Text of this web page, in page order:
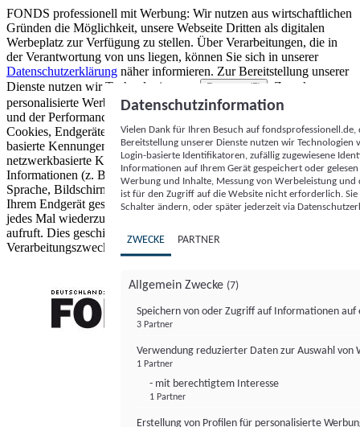
FONDS professionell mit Werbung: Wir nutzen aus wirtschaftlichen
Gründen die Möglichkeit, unsere Webseite Dritten als digitalen
Werbeplatz zur Verfügung zu stellen. Über Verarbeitungen, die in
der Verantwortung von uns liegen, können Sie sich in unserer
Datenschutzerklärung näher informieren. Zur Bereitstellung unserer
Dienste nutzen wir Technologien von
Partnern (5)
. Zwecke:
personalisierte Werbung und Inhalte, Messung von Werbeleistung
und der Performance von Inhalten sowie Zielgruppenforschung.
Cookies, Endgeräte- oder ähnliche Online-Kennungen (z. B. login-
basierte Kennungen, zufällig generierte Kennungen,
netzwerkbasierte Kennungen) können zusammen mit anderen
Informationen (z. B. Browsertyp und Browserinformationen,
Sprache, Bildschirmgröße, unterstützte Technologien usw.) auf
Ihrem Endgerät gespeichert oder von dort ausgelesen werden, um es
jedes Mal wiederzuerkennen, wenn es eine App oder einer Webseite
aufruft. Dies geschieht für einen oder mehrere der hier aufgeführten
Verarbeitungszwecke.
Datenschutzinformation
Vielen Dank für Ihren Besuch auf
Bereitstellung unserer Dienste nutzen wir Technologien
Login-basierte Identifikatoren, zufällig zugewiesene
Informationen auf Ihrem Gerät gespeichert oder
Werbung und Inhalte, Messung von Werbeleistung
ist für den Zugriff auf die Website nicht erforderlich.
Schalter ändern, oder später jederzeit via
ZWECKE PARTNER
Allgemein Zwecke (7)
Speichern von oder Zugriff auf Informationen auf
3 Partner
Verwendung reduzierter Daten zur Auswahl von
1 Partner
- mit berechtigtem Interesse
1 Partner
Erstellung von Profilen für personalisierte
FONDS professionell